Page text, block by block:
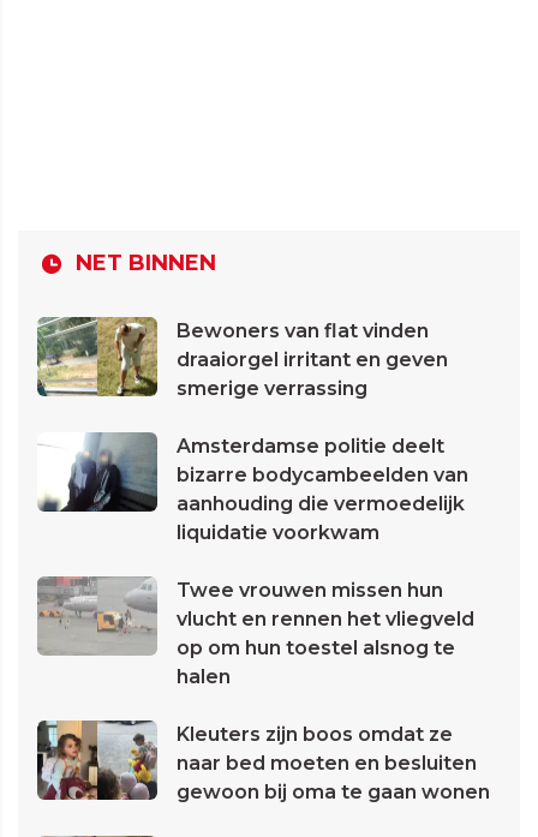
NET BINNEN
Bewoners van flat vinden
draaiorgel irritant en geven
smerige verrassing
Amsterdamse politie deelt
bizarre bodycambeelden van
aanhouding die vermoedelijk
liquidatie voorkwam
Twee vrouwen missen hun
vlucht en rennen het vliegveld
op om hun toestel alsnog te
halen
Kleuters zijn boos omdat ze
naar bed moeten en besluiten
gewoon bij oma te gaan wonen